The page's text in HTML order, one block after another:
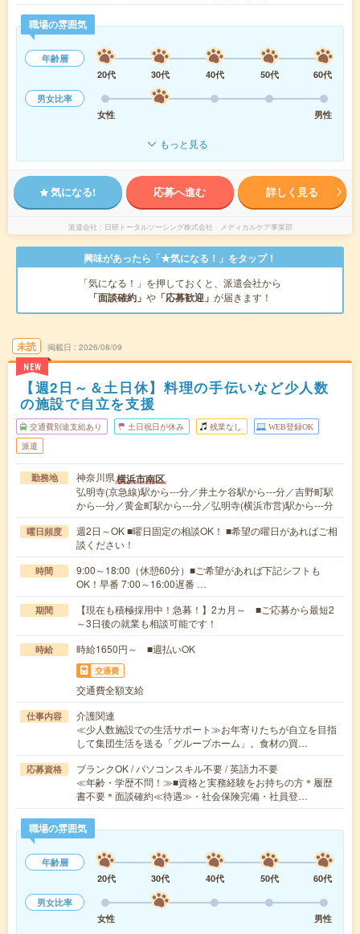
職場の雰囲気
年齢層
20代
30代 40代 50代
60代
男女比率
女性
男性
もっと見る
気になる! 応募へ進む 詳しく見る
派遣会社 日研トータルソーシング株式会社 メディカルケア事業部
興味があったら「★気になる！」をタップ！
「気になる！」を押しておくと、派遣会社から
「面談確約」 や 「応募歓迎」 が届きます！
未読
NEW
掲載日 2026/08/09
【週2日～＆土日休】料理の手伝いなど少人数
の施設で自立を支援
交通費別途支給あり 土日祝日が休み 残業なし WEB登録OK
派遣
勤務地 神奈川県横浜市南区
弘明寺(京急線)駅から---分／井土ケ谷駅から---分／吉野町駅
から---分／黄金町駅から---分／弘明寺(横浜市営)駅から---分
曜日頻度
週2日～OK ■曜日固定の相談OK！ ■希望の曜日があればご相
談ください！
時間
9:00～18:00（休憩60分）■ご希望があれば下記シフトも
OK！早番 7:00～16:00遅番 …
期間
【現在も積極採用中！急募！】2カ月～ ■ご応募から最短2
～3日後の就業も相談可能です！
時給 時給1650円～ ■週払いOK
交通費
交通費全額支給
仕事内容
介護関連
≪少人数施設での生活サポート≫お年寄りたちが自立を目指
して集団生活を送る「グループホーム」。食材の買…
応募資格
ブランクOK / パソコンスキル不要 / 英語力不要
≪年齢・学歴不問！≫■資格と実務経験をお持ちの方＊履歴
書不要＊面談確約≪待遇≫・社会保険完備・社員登…
職場の雰囲気
年齢層
20代
30代 40代 50代
60代
男女比率
女性
男性